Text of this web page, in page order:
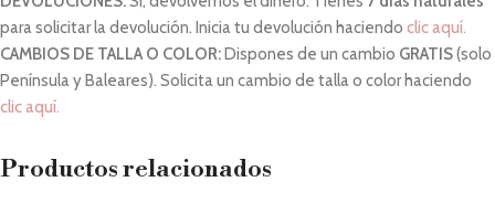
para solicitar la devolución. Inicia tu devolución haciendo clic aquí.
CAMBIOS DE TALLA O COLOR: Dispones de un cambio GRATIS(solo
Península y Baleares). Solicita un cambio de talla o color haciendo
clic aquí.
Productos relacionados